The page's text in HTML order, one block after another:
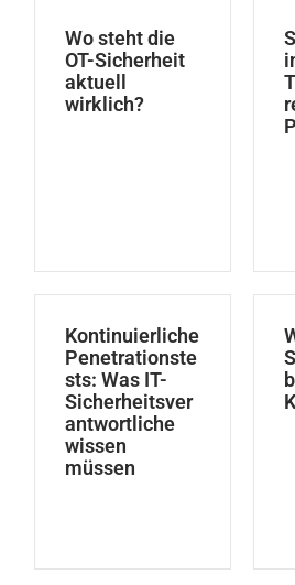
Wo steht die
OT-Sicherheit
aktuell
wirklich?
Kontinuierliche
Penetrationste
sts: Was IT-
Sicherheitsver
antwortliche
wissen
müssen